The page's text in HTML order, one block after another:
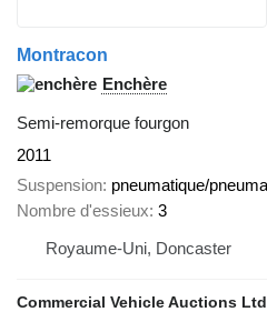
Montracon
Enchère
Semi-remorque fourgon
2011
Suspension pneumatique/
Nombre d'essieux 3
Royaume-Uni, Doncaster
Commercial Vehicle Auctions Ltd